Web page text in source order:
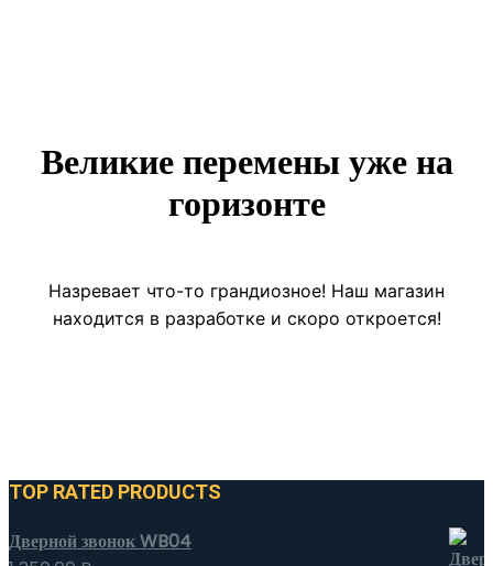
Великие перемены уже на
горизонте
Назревает что-то грандиозное! Наш магазин
находится в разработке и скоро откроется!
TOP RATED PRODUCTS
Дверной звонок WB04